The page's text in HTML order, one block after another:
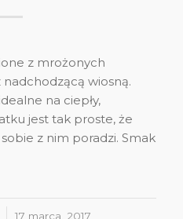
z mrożonych
wiosną.
na ciepły,
jest tak proste, że
z nim poradzi. Smak
17 marca, 2017